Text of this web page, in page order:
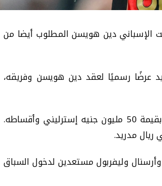
الإسباني دين هويسن المطلوب أيضا من
عرضًا رسميًا لعقد دين هويسن وفريقه،
ويتحدث ريال مدريد أيضًا مع بورنموث حول هيكلة الشرط الجزائي بقيمة 50 مليون جنيه إسترليني وأقساطه.
ريال مدريد.
وليفربول مستعدين لدخول السباق